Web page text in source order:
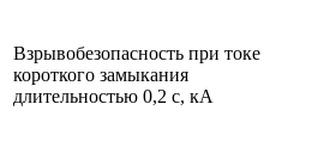
Взрывобезопасность при токе
короткого замыкания
длительностью 0,2 с, кА